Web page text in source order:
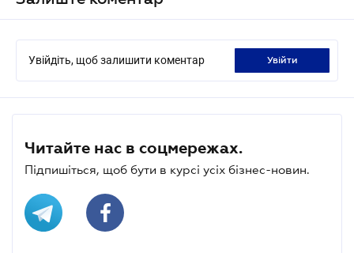
Увійдіть, щоб залишити коментар увійти
Читайте нас в соцмережах.
Підпишіться, щоб бути в курсі усіх бізнес-новин.